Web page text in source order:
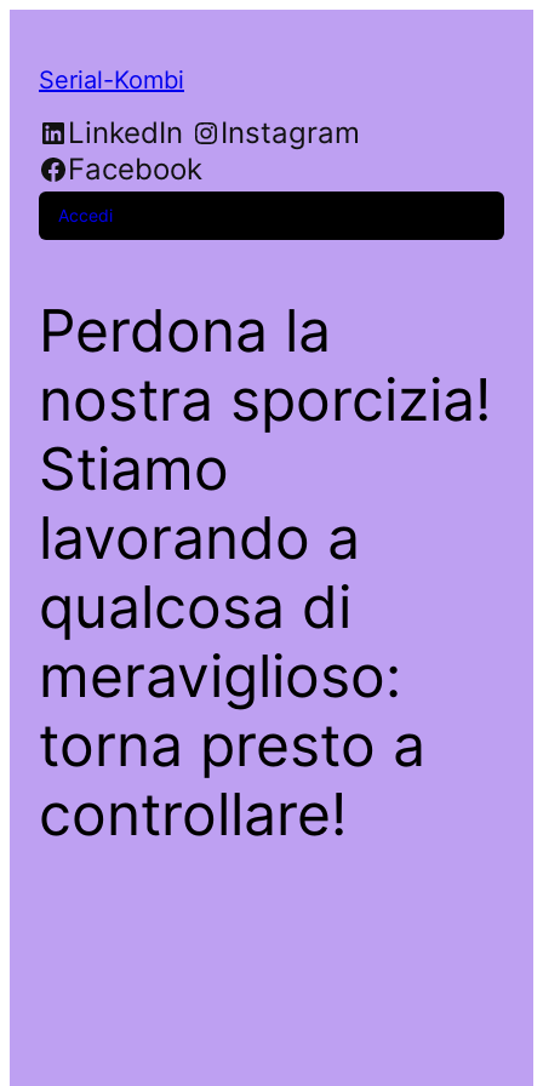
Serial-Kombi
LinkedIn
Instagram
Facebook
Accedi
Perdona la
nostra sporcizia!
Stiamo
lavorando a
qualcosa di
meraviglioso:
torna presto a
controllare!